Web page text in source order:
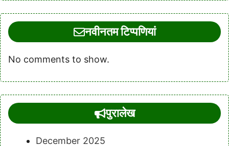
नवीनतम टिप्पणियां
No comments to show.
पुरालेख
December 2025